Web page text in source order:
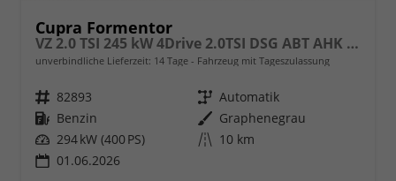
Cupra Formentor
VZ 2.0 TSI 245 kW 4Drive 2.0TSI DSG ABT AHK Sound
unverbindliche Lieferzeit: 14 Tage Fahrzeug mit Tageszulassung
Fahrzeugnr. 82893 Getriebe Automatik
Kraftstoff Benzin Außenfarbe Graphenegrau
Leistung 294 kW (400 PS) Kilometerstand 10 km
01.06.2026